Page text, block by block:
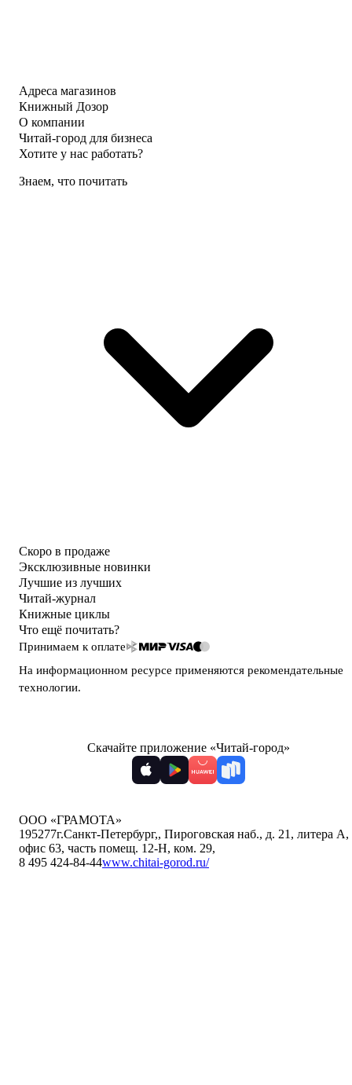
Адреса магазинов
Книжный Дозор
О компании
Читай-город для бизнеса
Хотите у нас работать?
Знаем, что почитать
Скоро в продаже
Эксклюзивные новинки
Лучшие из лучших
Читай-журнал
Книжные циклы
Что ещё почитать?
Принимаем к оплате
На информационном ресурсе применяются рекомендательные
технологии.
Скачайте приложение «Читай-город»
ООО «ГРАМОТА»
195277г.Санкт-Петербург,, Пироговская наб., д. 21, литера А,
офис 63, часть помещ. 12-Н, ком. 29,
8 495 424-84-44www.chitai-gorod.ru/